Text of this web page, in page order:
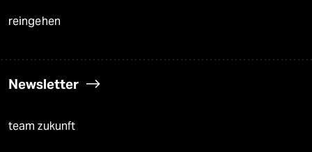
reingehen
Newsletter
team zukunft